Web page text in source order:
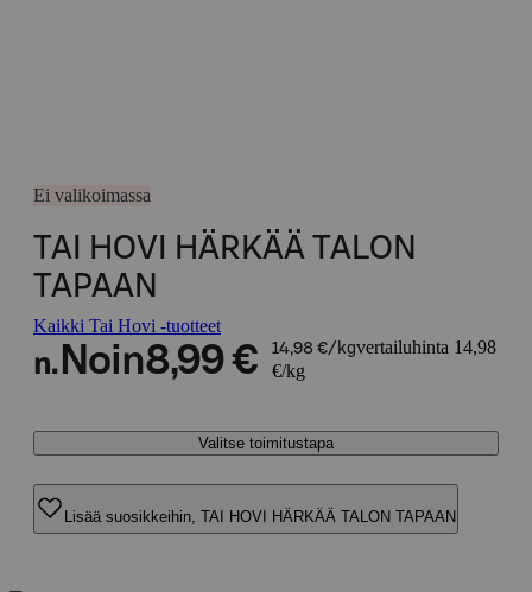
Ei valikoimassa
TAI HOVI HÄRKÄÄ TALON
TAPAAN
Kaikki Tai Hovi -tuotteet
n. Noin8,99 € 14,98 €/kgvertailuhinta 14,98
€/kg
Valitse toimitustapa
Lisää suosikkeihin, TAI HOVI HÄRKÄÄ TALON TAPAAN